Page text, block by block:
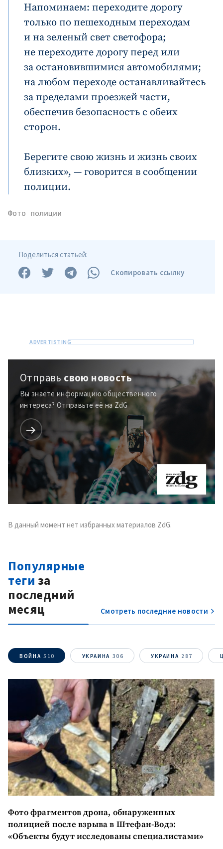
Отправить
информацию
О ZDG
în Română in English
Напоминаем: переходите дорогу
только по пешеходным переходам
и на зеленый свет светофора;
не переходите дорогу перед или
за остановившимися автомобилями;
на любом переходе останавливайтесь
за пределами проезжей части,
обеспечив безопасность с обеих
сторон.
Берегите свою жизнь и жизнь своих
близких», — говорится в сообщении
полиции.
Фото полиции
Поделиться статьей:
Скопировать ссылку
Отправь свою новость
Вы знаете информацию общественного
интереса? Отправьте её на ZdG
В данный момент нет избранных материалов ZdG.
Популярные
теги за
последний
месяц
Смотреть последние новости
ВОЙНА 510 УКРАИНА 306 УКРАИНА 287
Фото фрагментов дрона, обнаруженных
полицией после взрыва в Штефан-Водэ:
«Объекты будут исследованы специалистами»